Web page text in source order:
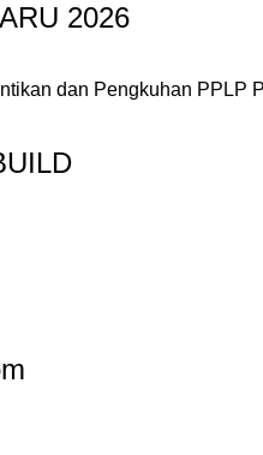
2026
dan Pengkuhan PPLP